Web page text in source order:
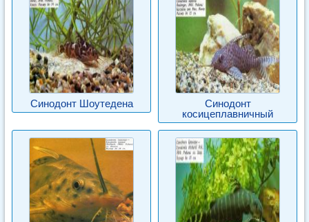
Синодонт Шоутедена
Синодонт
косицеплавничный